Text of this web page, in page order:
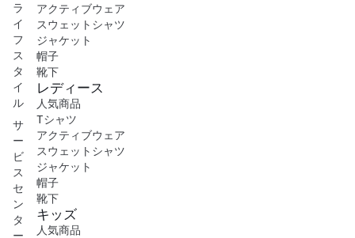
ラ
イ
フ
ス
タ
イ
ル
サ
ー
ビ
ス
セ
ン
タ
ー
アクティブウェア
スウェットシャツ
ジャケット
帽子
靴下
レディース
人気商品
Tシャツ
アクティブウェア
スウェットシャツ
ジャケット
帽子
靴下
キッズ
人気商品